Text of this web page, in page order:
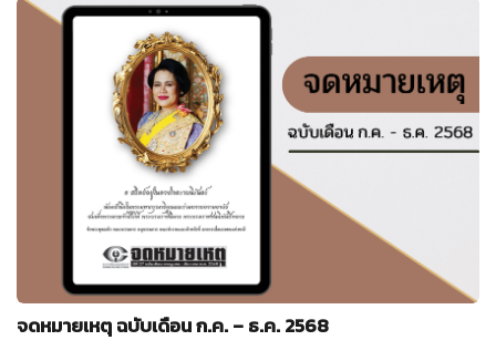
จดหมายเหตุ ฉบับเดือน ก.ค. – ธ.ค. 2568